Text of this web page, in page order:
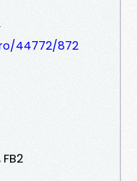
44772/872